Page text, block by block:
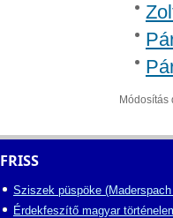
Módosítás
FRISS
Sziszek püspöke
Érdekfeszítő magyar